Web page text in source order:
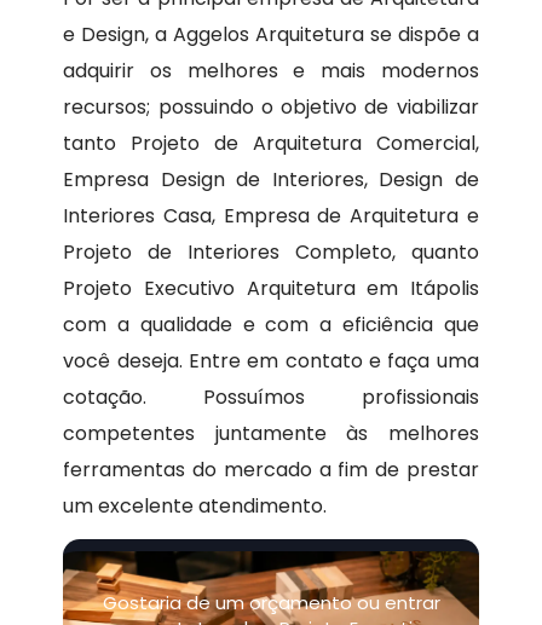
e Design, a Aggelos Arquitetura se dispõe a
adquirir os melhores e mais modernos
recursos; possuindo o objetivo de viabilizar
tanto Projeto de Arquitetura Comercial,
Empresa Design de Interiores, Design de
Interiores Casa, Empresa de Arquitetura e
Projeto de Interiores Completo, quanto
Projeto Executivo Arquitetura em Itápolis
com a qualidade e com a eficiência que
você deseja. Entre em contato e faça uma
cotação. Possuímos profissionais
competentes juntamente às melhores
ferramentas do mercado a fim de prestar
um excelente atendimento.
Gostaria de um orçamento ou entrar